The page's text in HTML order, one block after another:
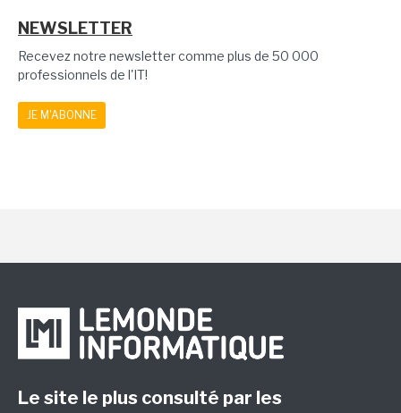
NEWSLETTER
Recevez notre newsletter comme plus de 50 000
professionnels de l'IT!
JE M'ABONNE
Le site le plus consulté par les